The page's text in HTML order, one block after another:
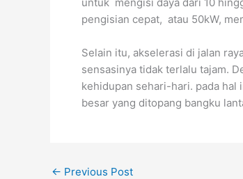
pengisian cepat, atau 50kW,
Selain itu, akselerasi di jalan
sensasinya tidak terlalu tajam.
kehidupan sehari-hari. pada hal
besar yang ditopang bangku
← Previous Post